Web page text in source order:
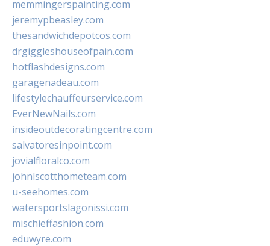
memmingerspainting.com
jeremypbeasley.com
thesandwichdepotcos.com
drgiggleshouseofpain.com
hotflashdesigns.com
garagenadeau.com
lifestylechauffeurservice.com
EverNewNails.com
insideoutdecoratingcentre.com
salvatoresinpoint.com
jovialfloralco.com
johnlscotthometeam.com
u-seehomes.com
watersportslagonissi.com
mischieffashion.com
eduwyre.com